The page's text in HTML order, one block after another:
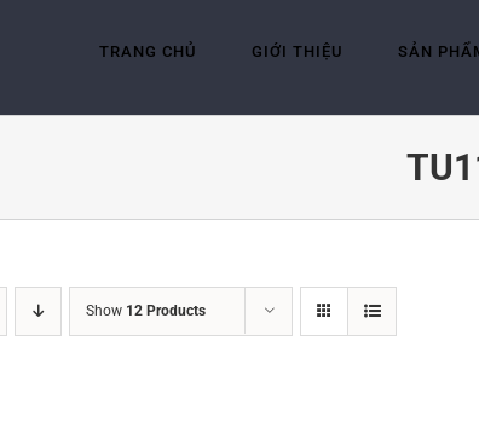
TRANG CHỦ GIỚI THIỆU SẢN
Show 12 Products